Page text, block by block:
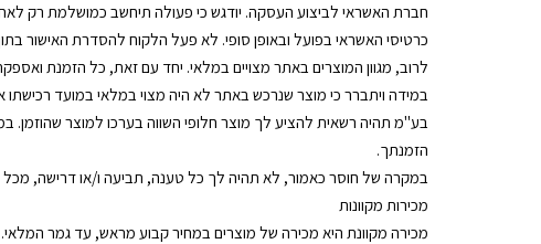
חברת האשראי לביצוע העסקה. יודגש כי פעולה תיחשב כמושלמת רק
כרטיסי האשראי בפועל ובאופן סופי. לא פעל הלקוח להסדרת האישור בתוך 7 ימים ממועד קבלת ההודעה על סירוב חברות האשראי לאישור העסקה, תעמוד לרחלי מחבר סחר ושיווק בע"מ הזכות לבטל את
לרוב, מגוון המוצרים באתר מצויים במלאי. יחד עם זאת, כל הזמנת
במידה ויתברר כי מוצר שנרכש באתר לא היה מצוי במלאי במועד
בע"מ תהיה רשאית להציע לך מוצר חלופי השווה בערכו למוצר שהוזמן.
הזמנתך.
במקרה של חוסר כאמור, לא תהיה לך כל טענה, תביעה ו/או דרישה, מכל
מכירות מקוונות
מכירה מקוונת היא מכירה של מוצרים במחיר קבוע מראש, עד גמר המלאי.